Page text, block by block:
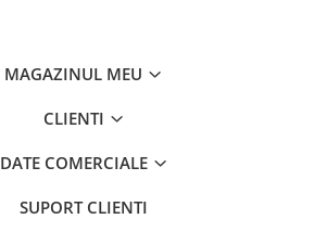
MAGAZINUL MEU
CLIENTI
DATE COMERCIALE
SUPORT CLIENTI